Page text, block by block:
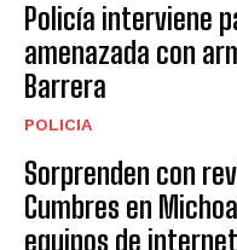
Policía interviene
amenazada con
Barrera
POLICIA
Sorprenden con
Cumbres en
equipos de